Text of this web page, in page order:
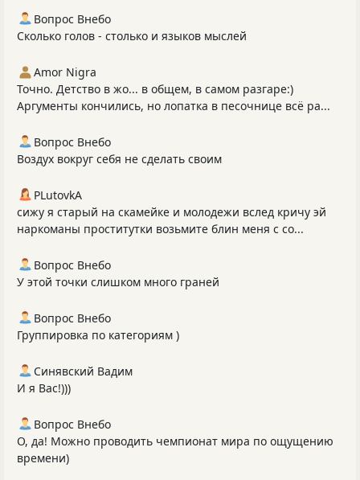
Вопрос Внебо
Сколько голов - столько и языков мыслей
Amor Nigra
Точно. Детство в жо... в общем, в самом разгаре:)
Аргументы кончились, но лопатка в песочнице всё ра...
Вопрос Внебо
Воздух вокруг себя не сделать своим
PLutоvkА
сижу я старый на скамейке и молодежи вслед кричу эй
наркоманы проститутки возьмите блин меня с со...
Вопрос Внебо
У этой точки слишком много граней
Вопрос Внебо
Группировка по категориям )
Синявский Вадим
И я Вас!)))
Вопрос Внебо
О, да! Можно проводить чемпионат мира по ощущению
времени)